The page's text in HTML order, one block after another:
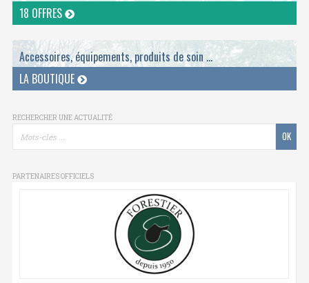
18 OFFRES
Accessoires, équipements, produits de soin ...
LA BOUTIQUE
RECHERCHER UNE ACTUALITÉ
PARTENAIRES OFFICIELS